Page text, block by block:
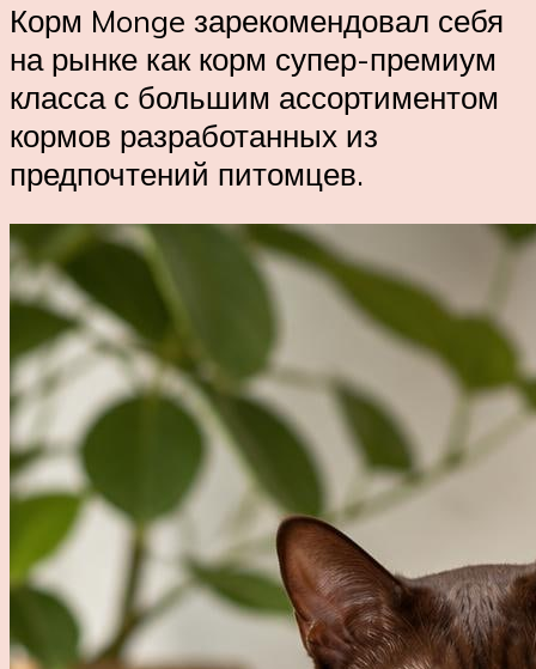
Корм Monge зарекомендовал себя
на рынке как корм супер-премиум
класса с большим ассортиментом
кормов разработанных из
предпочтений питомцев.